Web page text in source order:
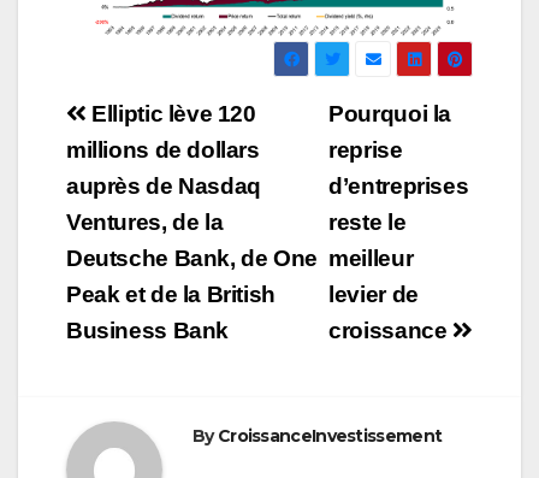
Navigation
de
l’article
Pourquoi la
reprise
d’entreprises
reste le
meilleur
levier de
croissance
Elliptic lève 120
millions de dollars
auprès de Nasdaq
Ventures, de la
Deutsche Bank, de One
Peak et de la British
Business Bank
ByCroissanceInvestissement